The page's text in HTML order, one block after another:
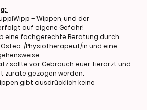
– Wippen, und der
auf eigene Gefahr!
eine fachgerechte Beratung durch
Physiotherapeut/in und eine
sollte vor Gebrauch euer Tierarzt und
zurate gezogen werden.
gibt ausdrücklich keine